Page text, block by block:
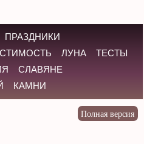
ПРАЗДНИКИ
ЛУНА
ТЕСТЫ
СЛАВЯНЕ
КАМНИ